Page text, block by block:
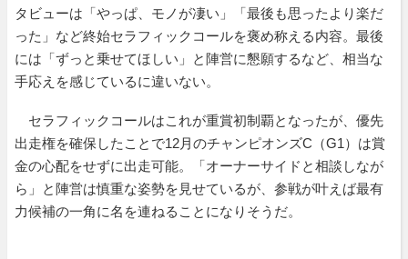
タビューは「やっぱ、モノが凄い」「最後も思ったより楽だ
った」など終始セラフィックコールを褒め称える内容。最後
には「ずっと乗せてほしい」と陣営に懇願するなど、相当な
手応えを感じているに違いない。
セラフィックコールはこれが重賞初制覇となったが、優先
出走権を確保したことで12月のチャンピオンズC（G1）は賞
金の心配をせずに出走可能。「オーナーサイドと相談しなが
ら」と陣営は慎重な姿勢を見せているが、参戦が叶えば最有
力候補の一角に名を連ねることになりそうだ。